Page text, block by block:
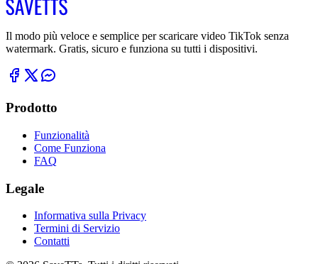
Il modo più veloce e semplice per scaricare video TikTok senza
watermark. Gratis, sicuro e funziona su tutti i dispositivi.
Prodotto
Funzionalità
Come Funziona
FAQ
Legale
Informativa sulla Privacy
Termini di Servizio
Contatti